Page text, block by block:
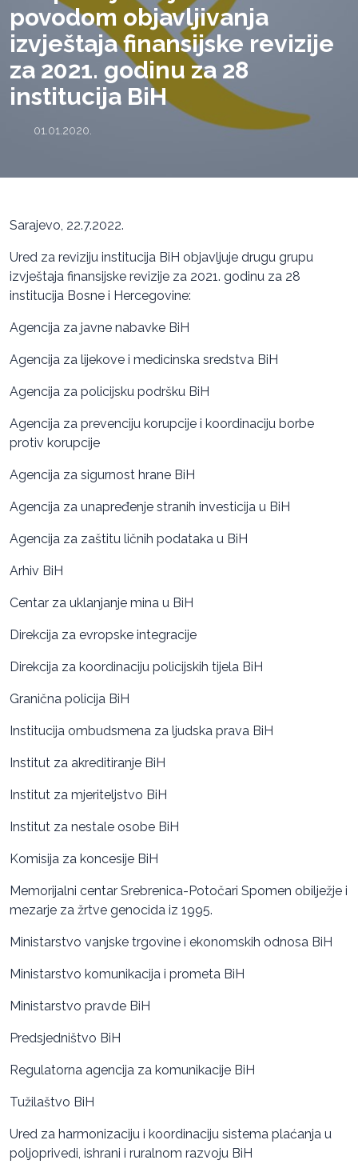
povodom objavljivanja
izvještaja finansijske revizije
za 2021. godinu za 28
institucija BiH
01.01.2020.
Sarajevo, 22.7.2022.
Ured za reviziju institucija BiH objavljuje drugu grupu
izvještaja finansijske revizije za 2021. godinu za 28
institucija Bosne i Hercegovine:
Agencija za javne nabavke BiH
Agencija za lijekove i medicinska sredstva BiH
Agencija za policijsku podršku BiH
Agencija za prevenciju korupcije i koordinaciju borbe
protiv korupcije
Agencija za sigurnost hrane BiH
Agencija za unapređenje stranih investicija u BiH
Agencija za zaštitu ličnih podataka u BiH
Arhiv BiH
Centar za uklanjanje mina u BiH
Direkcija za evropske integracije
Direkcija za koordinaciju policijskih tijela BiH
Granična policija BiH
Institucija ombudsmena za ljudska prava BiH
Institut za akreditiranje BiH
Institut za mjeriteljstvo BiH
Institut za nestale osobe BiH
Komisija za koncesije BiH
Memorijalni centar Srebrenica-Potočari Spomen obilježje i
mezarje za žrtve genocida iz 1995.
Ministarstvo vanjske trgovine i ekonomskih odnosa BiH
Ministarstvo komunikacija i prometa BiH
Ministarstvo pravde BiH
Predsjedništvo BiH
Regulatorna agencija za komunikacije BiH
Tužilaštvo BiH
Ured za harmonizaciju i koordinaciju sistema plaćanja u
poljoprivedi, ishrani i ruralnom razvoju BiH